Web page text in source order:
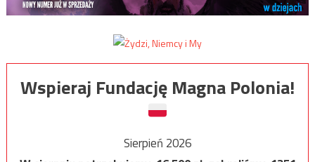
Wspieraj Fundację Magna Polonia!
Sierpień 2026